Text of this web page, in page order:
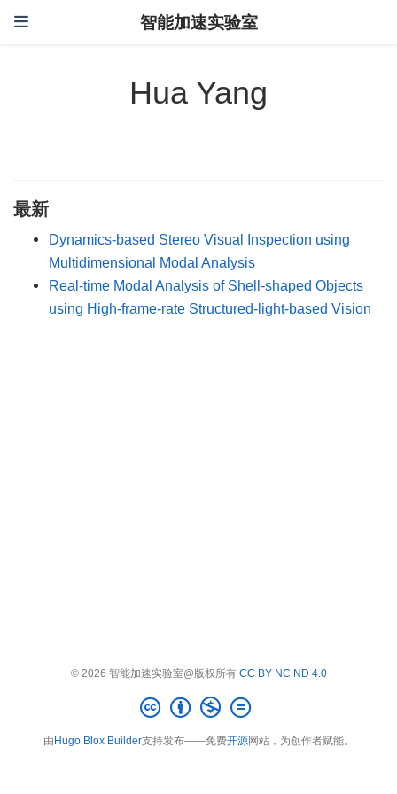
智能加速实验室
Hua Yang
最新
Dynamics-based Stereo Visual Inspection using
Multidimensional Modal Analysis
Real-time Modal Analysis of Shell-shaped Objects
using High-frame-rate Structured-light-based Vision
© 2026 智能加速实验室@版权所有 CC BY NC ND 4.0
由 Hugo Blox Builder支持发布——免费开源网站，为创作者赋能。